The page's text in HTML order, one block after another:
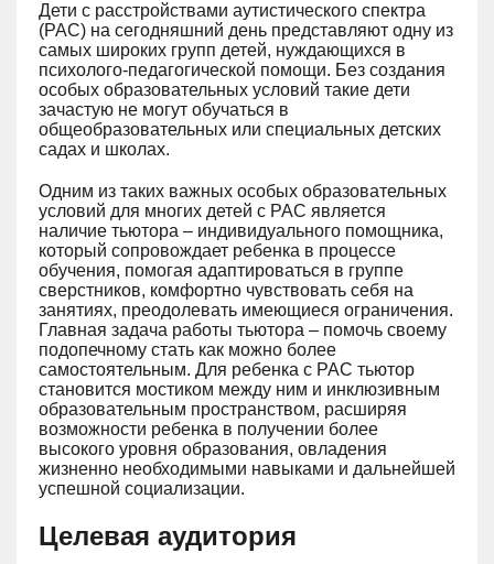
Дети с расстройствами аутистического спектра
(РАС) на сегодняшний день представляют одну из
самых широких групп детей, нуждающихся в
психолого-педагогической помощи. Без создания
особых образовательных условий такие дети
зачастую не могут обучаться в
общеобразовательных или специальных детских
садах и школах.
Одним из таких важных особых образовательных
условий для многих детей с РАС является
наличие тьютора – индивидуального помощника,
который сопровождает ребенка в процессе
обучения, помогая адаптироваться в группе
сверстников, комфортно чувствовать себя на
занятиях, преодолевать имеющиеся ограничения.
Главная задача работы тьютора – помочь своему
подопечному стать как можно более
самостоятельным. Для ребенка с РАС тьютор
становится мостиком между ним и инклюзивным
образовательным пространством, расширяя
возможности ребенка в получении более
высокого уровня образования, овладения
жизненно необходимыми навыками и дальнейшей
успешной социализации.
Целевая аудитория